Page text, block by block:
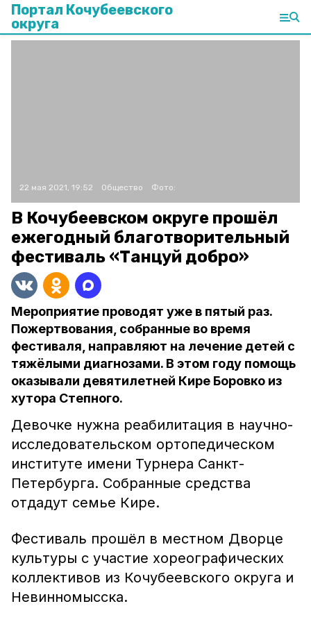
Портал Кочубеевского
округа
22 мая 2021, 19:52 Общество Фото:
В Кочубеевском округе прошёл
ежегодный благотворительный
фестиваль «Танцуй добро»
Мероприятие проводят уже в пятый раз.
Пожертвования, собранные во время
фестиваля, направляют на лечение детей с
тяжёлыми диагнозами. В этом году помощь
оказывали девятилетней Кире Боровко из
хутора Степного.
Девочке нужна реабилитация в научно-
исследовательском ортопедическом
институте имени Турнера Санкт-
Петербурга. Собранные средства
отдадут семье Кире.
Фестиваль прошёл в местном Дворце
культуры с участие хореографических
коллективов из Кочубеевского округа и
Невинномысска.